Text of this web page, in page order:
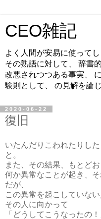
CEO雑記
よく人間が安易に使って
その熟語に対して、 辞書
改悪されつつある事実、
験則として、 の見解を論
2020-06-22
復旧
いたんだりこわれたりし
と。
また、その結果、もとどお
何か異常なことが起き、
だが、
この異常を起こしていな
その人に向かって
「どうしてこうなったの！